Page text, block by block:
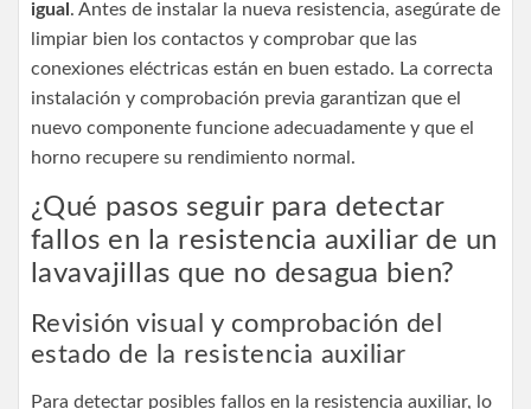
igual . Antes de instalar la nueva resistencia, asegúrate de
limpiar bien los contactos y comprobar que las
conexiones eléctricas están en buen estado. La correcta
instalación y comprobación previa garantizan que el
nuevo componente funcione adecuadamente y que el
horno recupere su rendimiento normal.
¿Qué pasos seguir para detectar
fallos en la resistencia auxiliar de un
lavavajillas que no desagua bien?
Revisión visual y comprobación del
estado de la resistencia auxiliar
Para detectar posibles fallos en la resistencia auxiliar, lo